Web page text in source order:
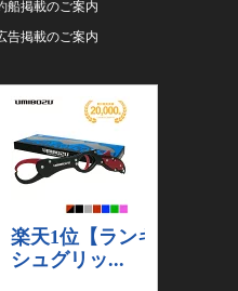
船掲載のご案内
告掲載のご案内